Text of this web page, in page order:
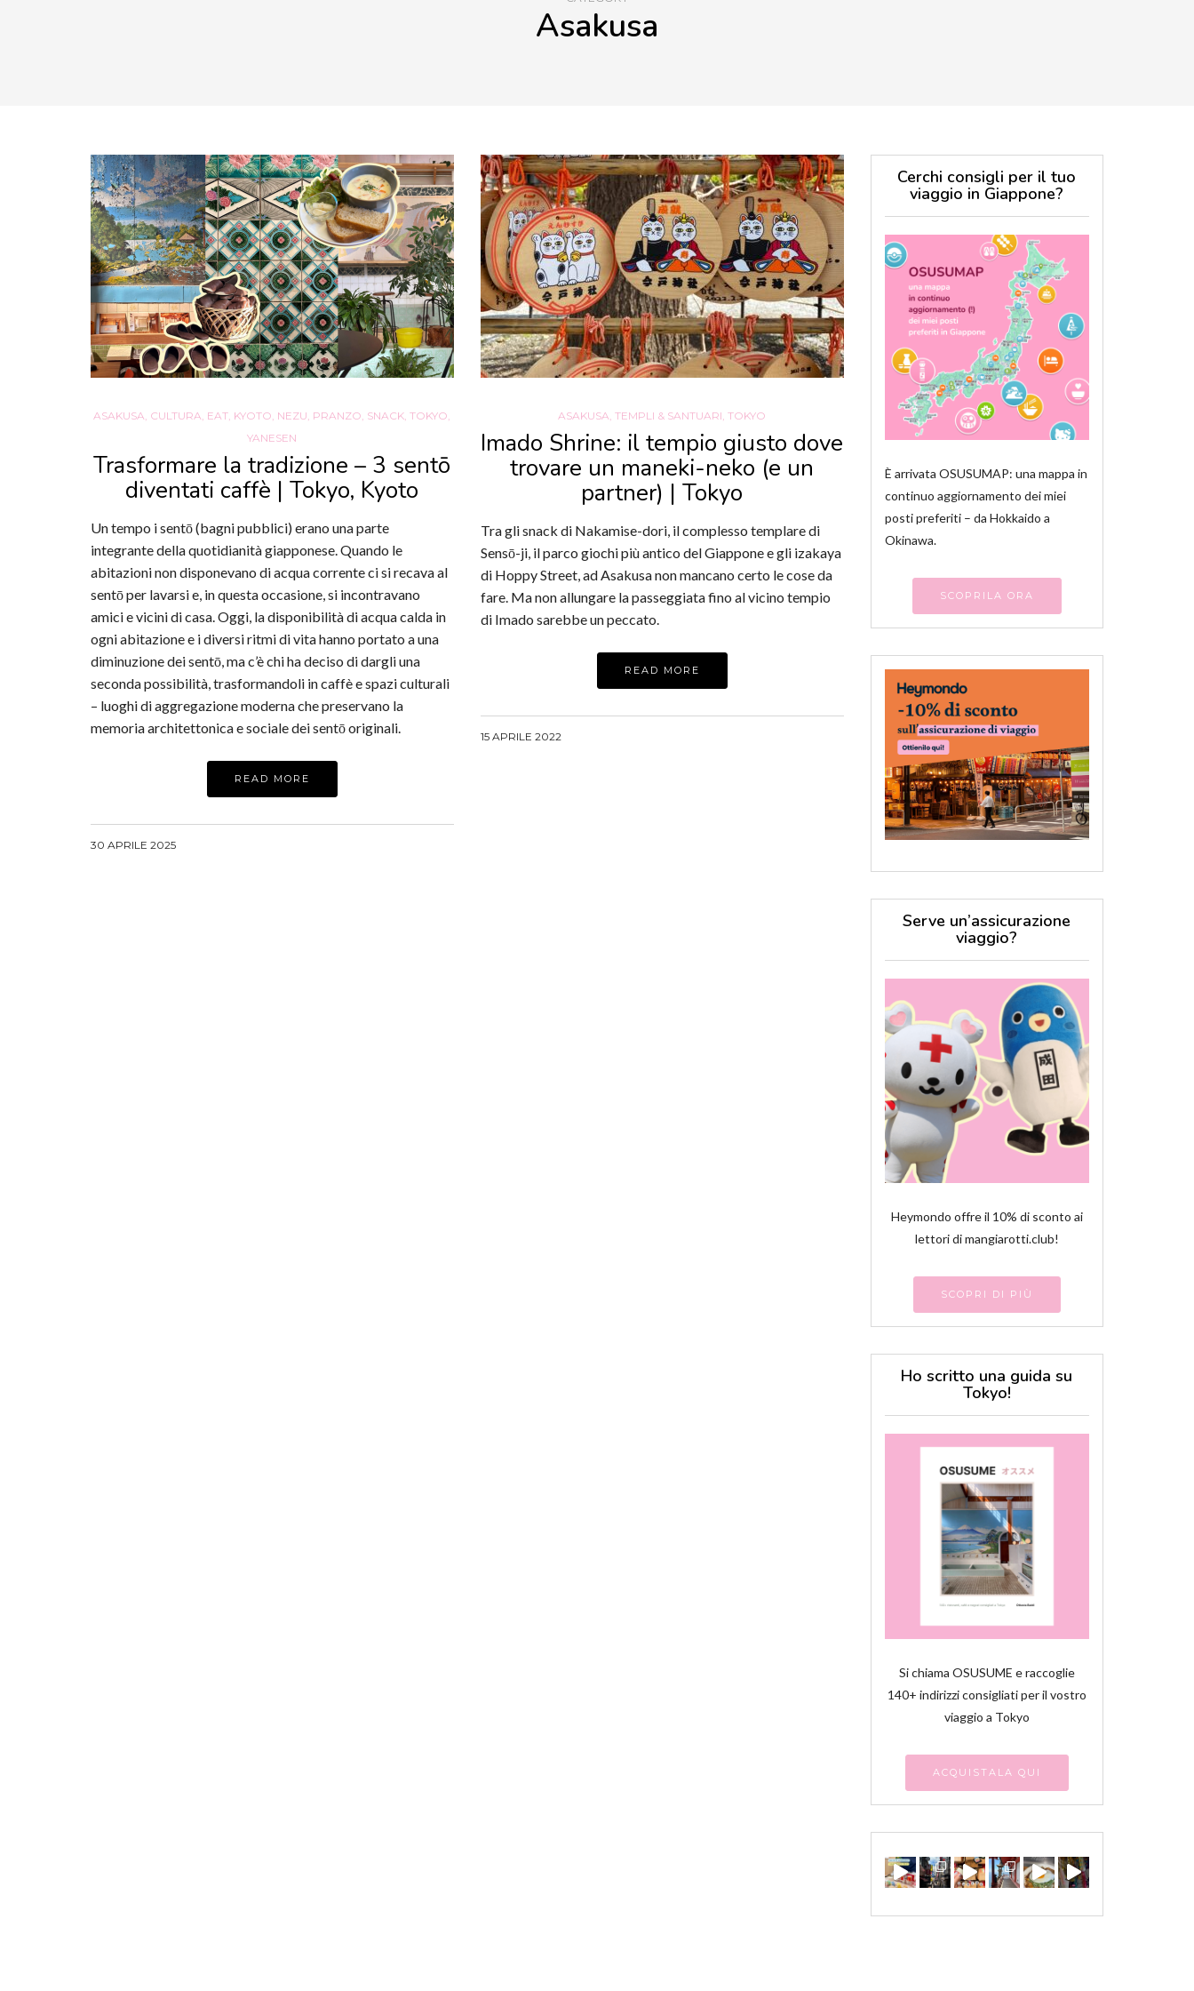
Asakusa
ASAKUSA CULTURA EAT KYOTO NEZU PRANZO SNACK ,TOKYO
YANESEN
Trasformare la tradizione – 3 sentō
diventati caffè | Tokyo, Kyoto
Un tempo i sentō (bagni pubblici) erano una parte
integrante della quotidianità giapponese. Quando le
abitazioni non disponevano di acqua corrente ci si recava al
sentō per lavarsi e, in questa occasione, si incontravano
amici e vicini di casa. Oggi, la disponibilità di acqua calda in
ogni abitazione e i diversi ritmi di vita hanno portato a una
diminuzione dei sentō, ma c’è chi ha deciso di dargli una
seconda possibilità, trasformandoli in caffè e spazi culturali
– luoghi di aggregazione moderna che preservano la
memoria architettonica e sociale dei sentō originali.
READ MORE
30 APRILE 2025
ASAKUSA ,TEMPLI & SANTUARI ,TOKYO
Imado Shrine: il tempio giusto dove
trovare un maneki-neko (e un
partner) | Tokyo
Tra gli snack di Nakamise-dori, il complesso templare di
Sensō-ji, il parco giochi più antico del Giappone e gli izakaya
di Hoppy Street, ad Asakusa non mancano certo le cose da
fare. Ma non allungare la passeggiata fino al vicino tempio
di Imado sarebbe un peccato.
READ MORE
15 APRILE 2022
Cerchi consigli per il tuo
viaggio in Giappone?
È arrivata OSUSUMAP: una mappa in
continuo aggiornamento dei miei
posti preferiti – da Hokkaido a
Okinawa.
SCOPRILA ORA
Serve un’assicurazione
viaggio?
Heymondo offre il 10% di sconto ai
lettori di mangiarotti.club!
SCOPRI DI PIÙ
Ho scritto una guida su
Tokyo!
Si chiama OSUSUME e raccoglie
140+ indirizzi consigliati per il vostro
viaggio a Tokyo
ACQUISTALA QUI